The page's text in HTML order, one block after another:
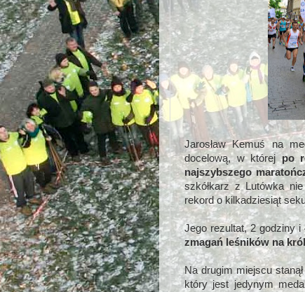
Jarosław Kemuś na
docelową, w którejpo
najszybszego
szkółkarz z Lutówka
rekord o kilkadziesiąt
Jego rezultat, 2 godziny
zmagań leśników na
Na drugim miejscu
który jest jedynym